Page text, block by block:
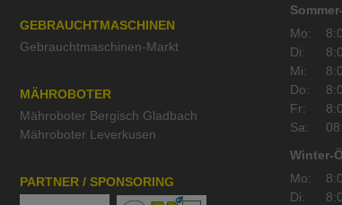
GEBRAUCHTMASCHINEN
Gebrauchtmaschinen-Markt
MÄHROBOTER
Mähroboter Bergisch Gladbach
Mähroboter Leverkusen
PARTNER / SPONSORING
Mo:
Di:
Mi:
Do:
Fr:
Sa:
Winter-
Mo:
Di: